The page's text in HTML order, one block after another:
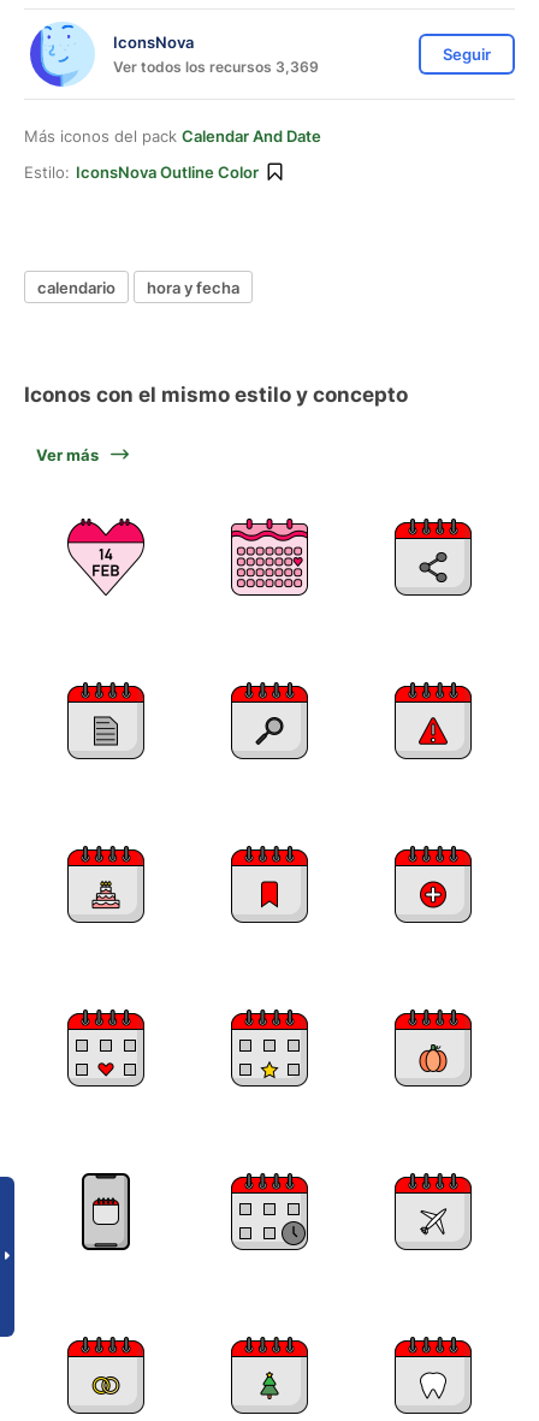
IconsNova
Ver todos los recursos 3,369
Seguir
Más iconos del pack Calendar And Date
Estilo: IconsNova Outline Color
calendario hora y fecha
Iconos con el mismo estilo y concepto
Ver más